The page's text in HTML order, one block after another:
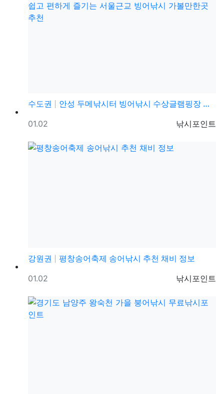
수도권
안성 두메낚시터 빙어낚시 수상글램핑장 누구나 쉽고 편하…
등록자
낚시포인트
등록일
01.02
강원권
평창송어축제 송어낚시 추천 채비 정보
등록자
낚시포인트
등록일
01.02